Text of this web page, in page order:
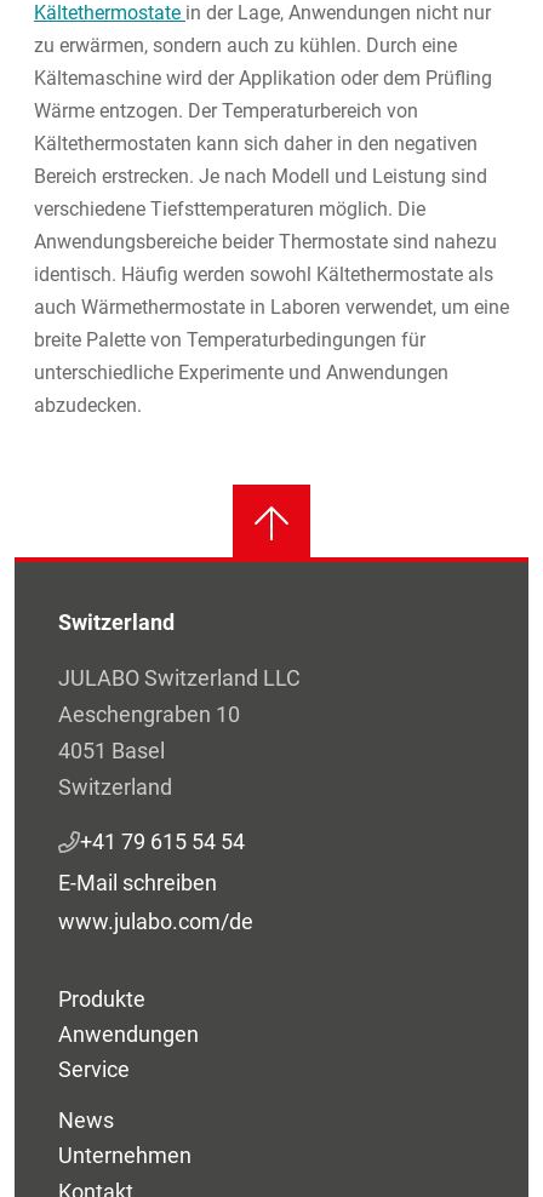
Kältethermostate in der Lage, Anwendungen nicht nur
zu erwärmen, sondern auch zu kühlen. Durch eine
Kältemaschine wird der Applikation oder dem Prüfling
Wärme entzogen. Der Temperaturbereich von
Kältethermostaten kann sich daher in den negativen
Bereich erstrecken. Je nach Modell und Leistung sind
verschiedene Tiefsttemperaturen möglich. Die
Anwendungsbereiche beider Thermostate sind nahezu
identisch. Häufig werden sowohl Kältethermostate als
auch Wärmethermostate in Laboren verwendet, um eine
breite Palette von Temperaturbedingungen für
unterschiedliche Experimente und Anwendungen
abzudecken.
Switzerland
JULABO Switzerland LLC
Aeschengraben 10
4051 Basel
Switzerland
+41 79 615 54 54
E-Mail schreiben
www.julabo.com/de
Produkte
Anwendungen
Service
News
Unternehmen
Kontakt